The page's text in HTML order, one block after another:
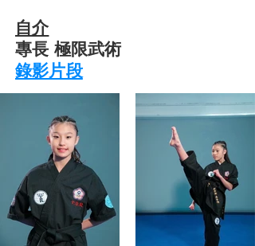
自介
專長 極限武術
錄影片段